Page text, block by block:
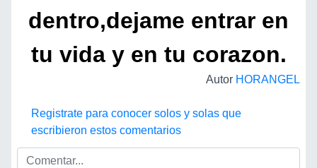
dentro,dejame entrar en
tu vida y en tu corazon.
Autor HORANGEL
Registrate para conocer solos y solas que
escribieron estos comentarios